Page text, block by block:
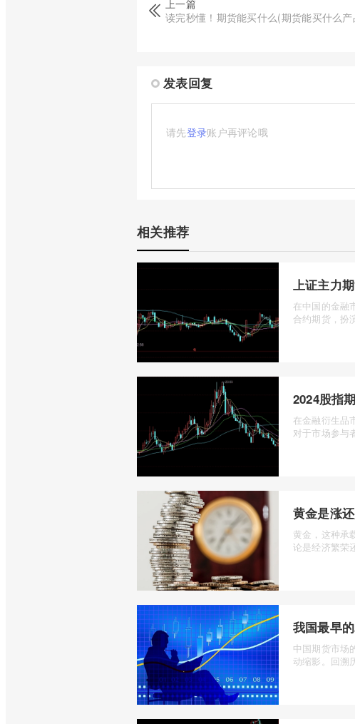
上一篇
读完秒懂！期货能买什么(期货能买什么产
发表回复
请先登录账户再评论哦
相关推荐
上证主力
在中国的金融
合约期货，扮
2024股指
在金融衍生品
对于市场参与
黄金是涨
黄金，这种承
论是经济繁荣
我国最早
中国期货市场
动缩影。回溯